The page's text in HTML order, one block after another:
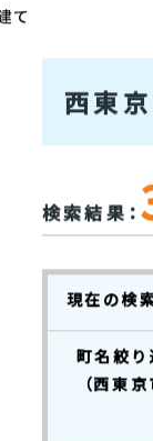
て
西東
検索結果：
現在の検
町名絞り
（西東京